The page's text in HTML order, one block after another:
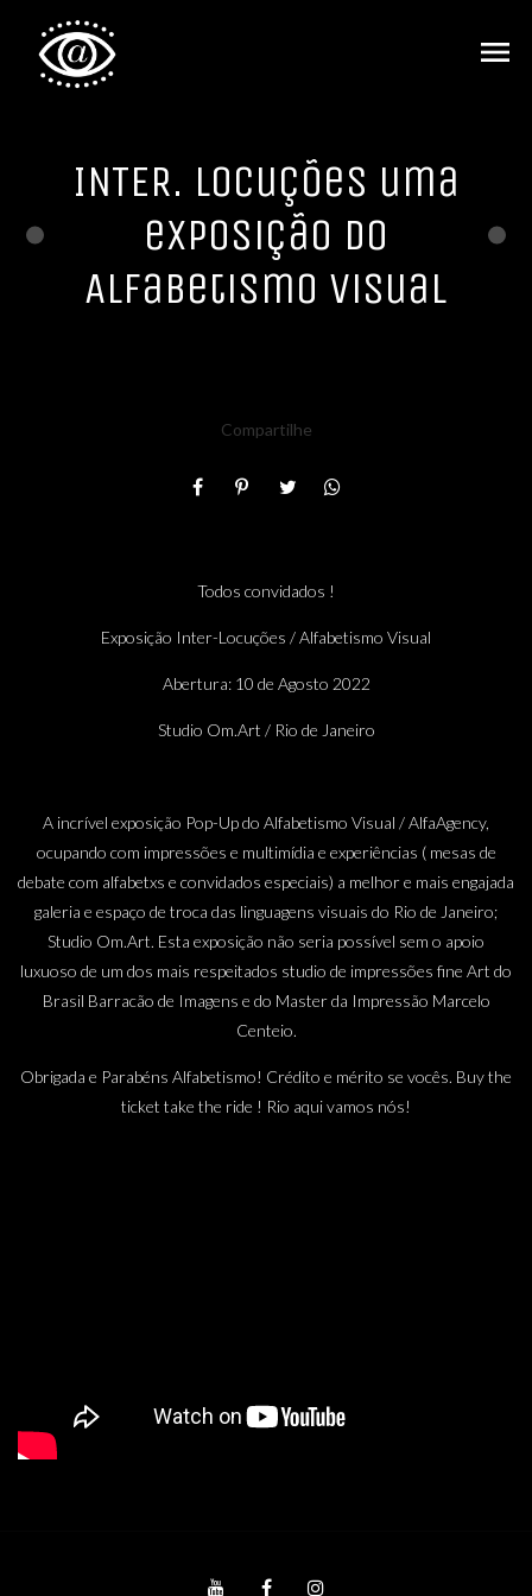
menu
INTER. locuções uma
exposição do
Alfabetismo Visual
Compartilhe
Todos convidados !
Exposição Inter-Locuções / Alfabetismo Visual
Abertura: 10 de Agosto 2022
Studio Om.Art / Rio de Janeiro
A incrível exposição Pop-Up do Alfabetismo Visual / AlfaAgency,
ocupando com impressões e multimídia e experiências ( mesas de
debate com alfabetxs e convidados especiais) a melhor e mais engajada
galeria e espaço de troca das linguagens visuais do Rio de Janeiro;
Studio Om.Art. Esta exposição não seria possível sem o apoio
luxuoso de um dos mais respeitados studio de impressões fine Art do
Brasil Barracão de Imagens e do Master da Impressão Marcelo
Centeio.
Obrigada e Parabéns Alfabetismo! Crédito e mérito se vocês. Buy the
ticket take the ride ! Rio aqui vamos nós!